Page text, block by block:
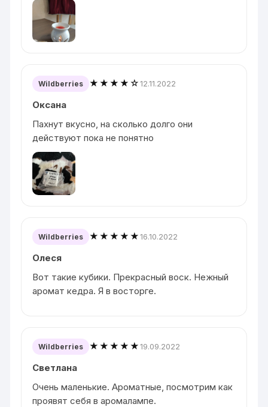
Wildberries ★★★★☆12.11.2022
Оксана
Пахнут вкусно, на сколько долго они
действуют пока не понятно
Wildberries ★★★★★16.10.2022
Олеся
Вот такие кубики. Прекрасный воск. Нежный
аромат кедра. Я в восторге.
Wildberries ★★★★★19.09.2022
Светлана
Очень маленькие. Ароматные, посмотрим как
проявят себя в аромалампе.